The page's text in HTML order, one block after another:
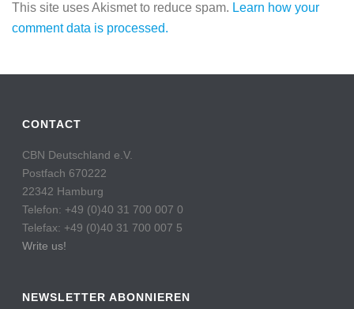
This site uses Akismet to reduce spam. Learn how your
comment data is processed.
CONTACT
CBN Deutschland e.V.
Postfach 670222
22342 Hamburg
Telefon: +49 (0)40 31 700 007 0
Telefax: +49 (0)40 31 700 007 5
Write us!
NEWSLETTER ABONNIEREN